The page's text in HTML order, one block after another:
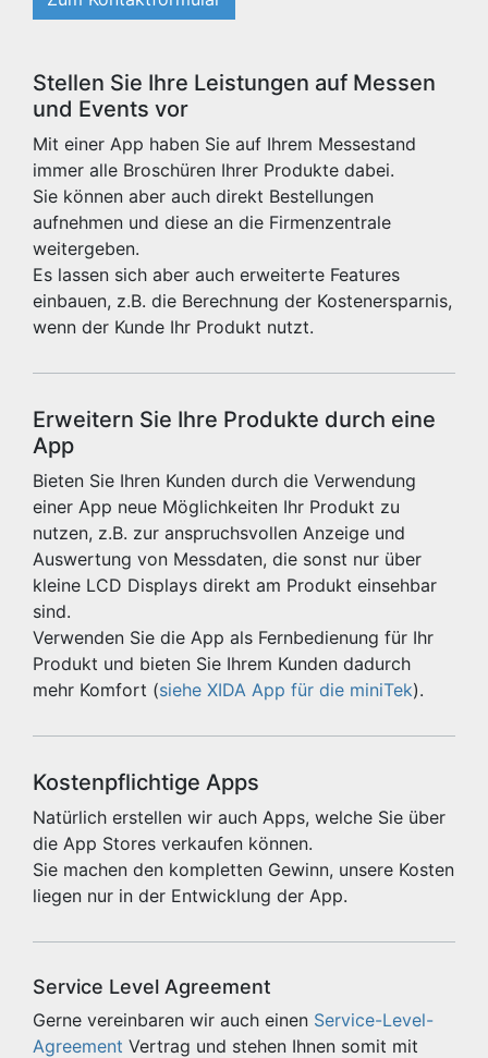
Stellen Sie Ihre Leistungen auf Messen
und Events vor
Mit einer App haben Sie auf Ihrem Messestand
immer alle Broschüren Ihrer Produkte dabei.
Sie können aber auch direkt Bestellungen
aufnehmen und diese an die Firmenzentrale
weitergeben.
Es lassen sich aber auch erweiterte Features
einbauen, z.B. die Berechnung der Kostenersparnis,
wenn der Kunde Ihr Produkt nutzt.
Erweitern Sie Ihre Produkte durch eine
App
Bieten Sie Ihren Kunden durch die Verwendung
einer App neue Möglichkeiten Ihr Produkt zu
nutzen, z.B. zur anspruchsvollen Anzeige und
Auswertung von Messdaten, die sonst nur über
kleine LCD Displays direkt am Produkt einsehbar
sind.
Verwenden Sie die App als Fernbedienung für Ihr
Produkt und bieten Sie Ihrem Kunden dadurch
mehr Komfort (siehe XIDA App für die miniTek).
Kostenpflichtige Apps
Natürlich erstellen wir auch Apps, welche Sie über
die App Stores verkaufen können.
Sie machen den kompletten Gewinn, unsere Kosten
liegen nur in der Entwicklung der App.
Service Level Agreement
Gerne vereinbaren wir auch einen Service-Level-
Agreement Vertrag und stehen Ihnen somit mit